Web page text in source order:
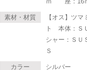
素材・材質
【オス】ツ
ト 本体：Ｓ
シャー：Ｓ
Ｓ
カラー シルバー